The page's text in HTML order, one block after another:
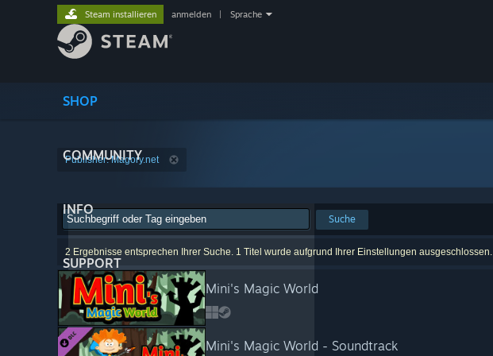
SHOP
COMMUNITY
INFO
SUPPORT
Steam installieren anmelden Sprache
Publisher: Magory.net
Suche
2 Ergebnisse entsprechen Ihrer Suche. 1 Titel wurde aufgrund Ihrer Einstellungen ausgeschlossen.
Mini's Magic World
Mini's Magic World - Soundtrack